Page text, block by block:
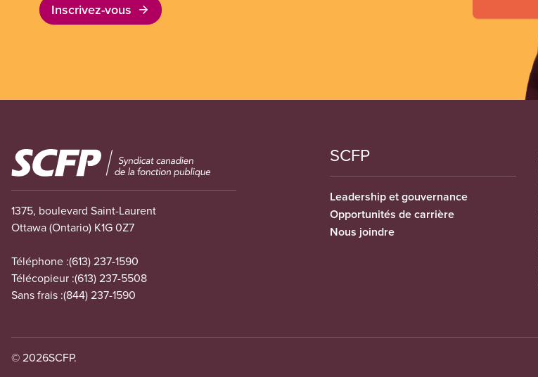
Inscrivez-vous
Image
1375, boulevard Saint-Laurent
Ottawa (Ontario) K1G 0Z7
Téléphone :(613) 237-1590
Télécopieur :(613) 237-5508
Sans frais :(844) 237-1590
SCFP
Leadership et gouvernance
Opportunités de carrière
Nous joindre
© 2026SCFP.